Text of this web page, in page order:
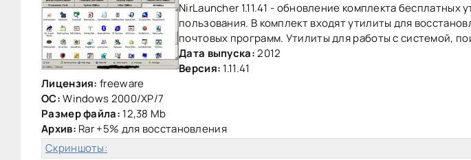
NirLauncher 1.11.41 - обновление комплекта бесплатных
пользования. В комплект входят утилиты для
почтовых программ. Утилиты для работы с системой,
Дата выпуска:2012
Версия: 1.11.41
Лицензия: freeware
ОС:Windows 2000/ХР/7
Размер файла: 12,38 Mb
Архив: Rar +5% для восстановления
Скриншоты: